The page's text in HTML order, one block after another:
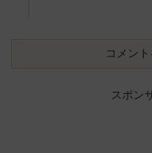
コメン
スポン